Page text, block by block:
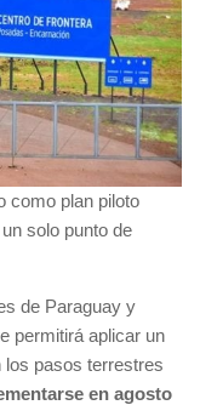
como plan piloto
solo punto de
de Paraguay y
permitirá aplicar un
los pasos terrestres
en agosto